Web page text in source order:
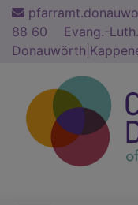
Direkt
zum
Inhalt
88 60
Evang.-